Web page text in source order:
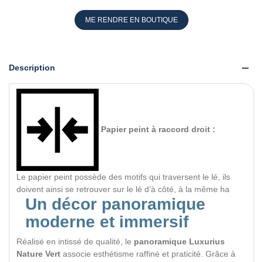
ME RENDRE EN BOUTIQUE
Description
Papier peint à raccord droit :
Le papier peint possède des motifs qui traversent le lé, ils
doivent ainsi se retrouver sur le lé d’à côté, à la même ha
Un décor panoramique
moderne et immersif
Réalisé en intissé de qualité, le panoramique Luxurius
Nature Vert associe esthétisme raffiné et praticité. Grâce à